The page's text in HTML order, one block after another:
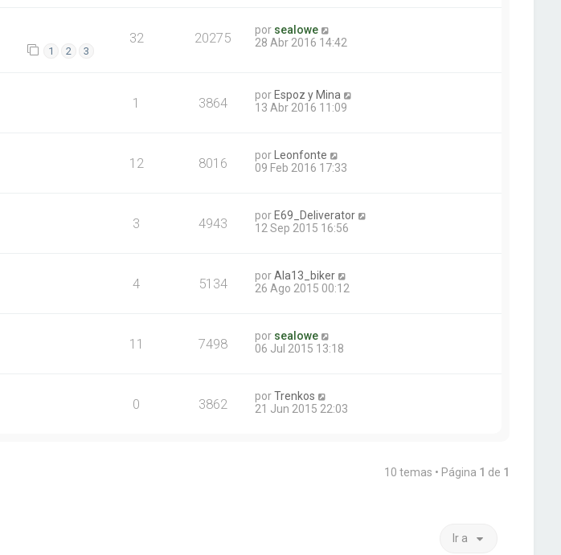
1 2 3
32 20275 por sealowe
28 Abr 2016 14:42
1 3864 por Espoz y Mina
13 Abr 2016 11:09
12 8016 por
Leonfonte
09 Feb 2016 17:33
3 4943 por E69_Deliverator
12 Sep 2015 16:56
4 5134 porAla13_biker
26 Ago 2015 00:12
11 7498 por sealowe
06 Jul 2015 13:18
0 3862 porTrenkos
21 Jun 2015 22:03
10 temas • Página 1 de 1
Ir a